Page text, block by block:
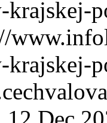
krajskej-
krajskej-